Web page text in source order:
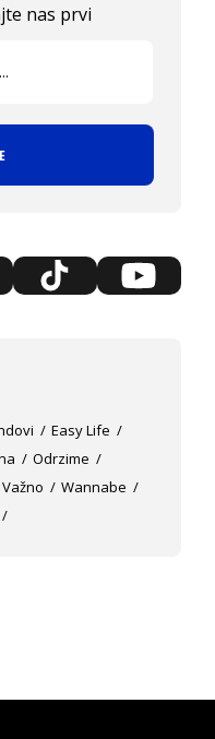
nas prvi
Easy Life
Odrzime
Važno
Wannabe